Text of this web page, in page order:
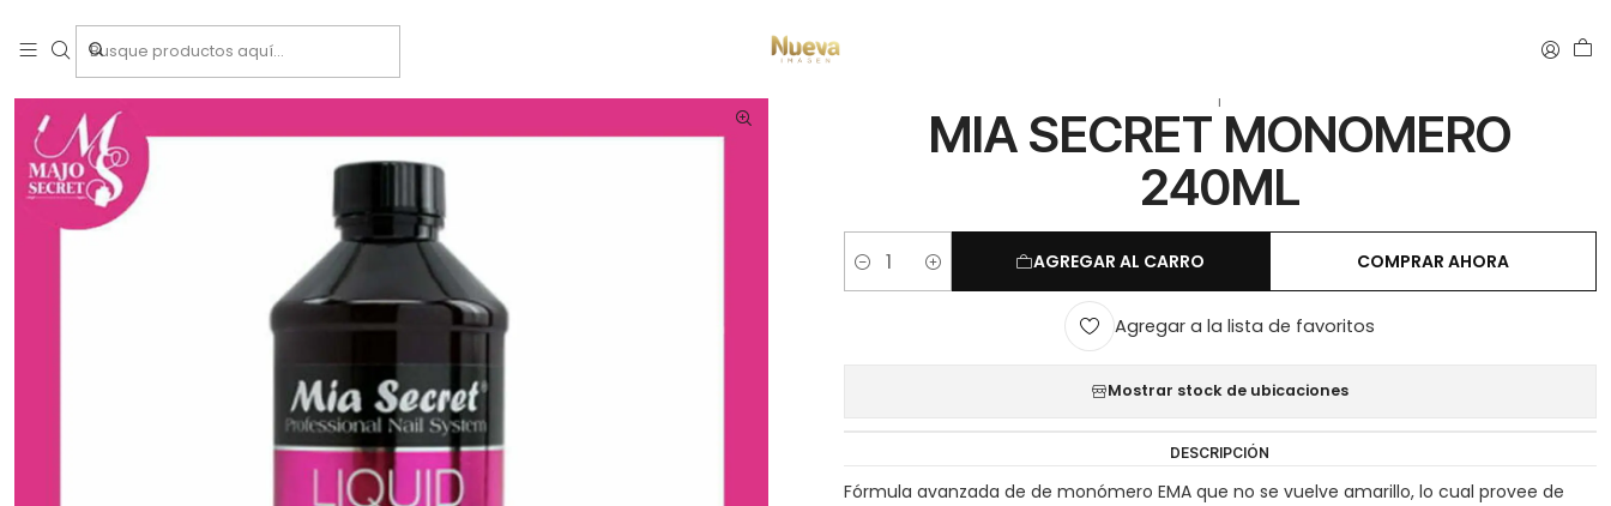
|
MIA SECRET MONOMERO
240ML
Cantidad AGREGAR AL CARRO COMPRAR AHORA
Agregar a la lista de favoritos
Mostrar stock de ubicaciones
DESCRIPCIÓN
Fórmula avanzada de de monómero EMA que no se vuelve amarillo, lo cual provee de